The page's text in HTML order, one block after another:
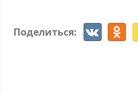
Поделиться: